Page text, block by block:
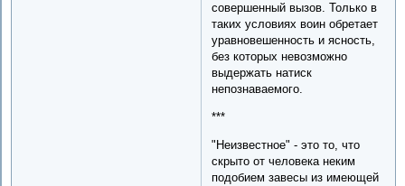
совершенный вызов. Только в
таких условиях воин обретает
уравновешенность и ясность,
без которых невозможно
выдержать натиск
непознаваемого.
***
"Неизвестное" - это то, что
скрыто от человека неким
подобием завесы из имеющей